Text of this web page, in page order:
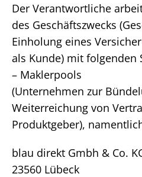
Der Verantwortliche
des Geschäftszwecks
Einholung eines
als Kunde) mit folgenden
– Maklerpools
(Unternehmen zur
Weiterreichung von
Produktgeber),
blau direkt Gmbh & Co.
23560 Lübeck